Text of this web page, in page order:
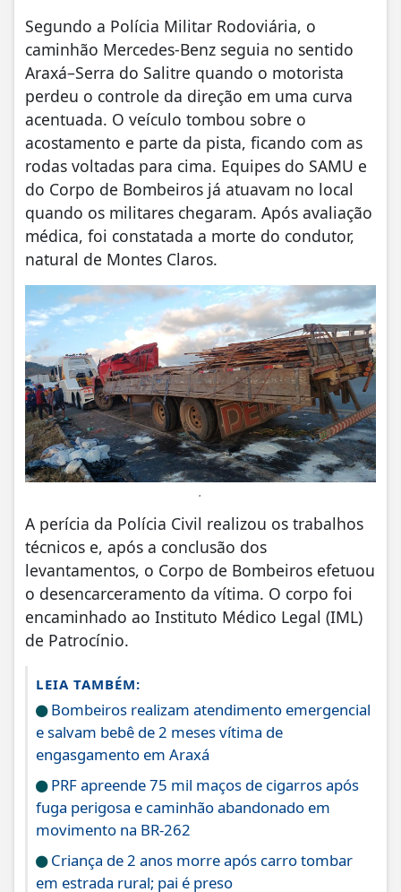
Segundo a Polícia Militar Rodoviária, o
caminhão Mercedes-Benz seguia no sentido
Araxá–Serra do Salitre quando o motorista
perdeu o controle da direção em uma curva
acentuada. O veículo tombou sobre o
acostamento e parte da pista, ficando com as
rodas voltadas para cima. Equipes do SAMU e
do Corpo de Bombeiros já atuavam no local
quando os militares chegaram. Após avaliação
médica, foi constatada a morte do condutor,
natural de Montes Claros.
.
A perícia da Polícia Civil realizou os trabalhos
técnicos e, após a conclusão dos
levantamentos, o Corpo de Bombeiros efetuou
o desencarceramento da vítima. O corpo foi
encaminhado ao Instituto Médico Legal (IML)
de Patrocínio.
LEIA TAMBÉM:
Bombeiros realizam atendimento emergencial
e salvam bebê de 2 meses vítima de
engasgamento em Araxá
PRF apreende 75 mil maços de cigarros após
fuga perigosa e caminhão abandonado em
movimento na BR-262
Criança de 2 anos morre após carro tombar
em estrada rural; pai é preso